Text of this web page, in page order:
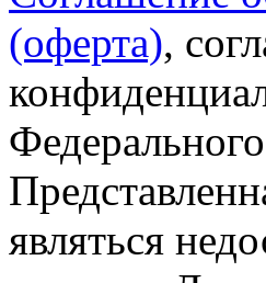
(оферта),
являться